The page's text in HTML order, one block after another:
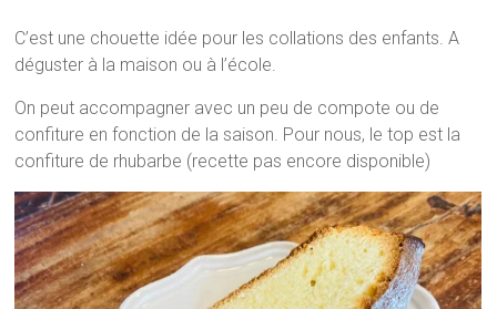
C’est une chouette idée pour les collations des enfants. A
déguster à la maison ou à l’école.
On peut accompagner avec un peu de compote ou de
confiture en fonction de la saison. Pour nous, le top est la
confiture de rhubarbe (recette pas encore disponible)